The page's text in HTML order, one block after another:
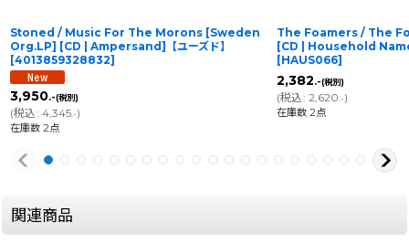
Stoned / Music For The Morons [Sweden
Org.LP] [CD | Ampersand]【ユーズド】
[4013859328832]
3,950.-(税別)
(税込: 4,345.-)
在庫数 2点
The Foamers / The
[CD | Household
[HAUS066]
2,382.-(税別)
(税込: 2,620 .-)
在庫数 2点
関連商品